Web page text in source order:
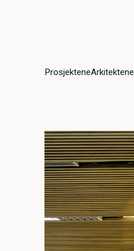
ProsjekteneArkitektene